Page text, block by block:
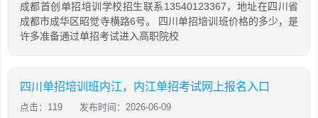
成都首创单招培训学校招生联系13540123367，地址在四川省
成都市成华区昭觉寺横路6号。 四川单招培训班价格的多少，是
许多准备通过单招考试进入高职院校
四川单招培训班内江，内江单招考试网上报名入口
点击：119 发布时间：2026-06-09